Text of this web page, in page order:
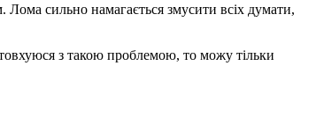
сильно намагається змусити всіх думати,
з такою проблемою, то можу тільки